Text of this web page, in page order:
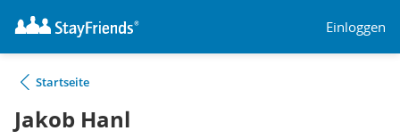
Einloggen
Startseite
Jakob Hanl